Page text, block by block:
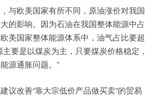
与欧美国家有所不同，原油涨价对我国
的影响。因为石油在我国整体能源中占
美国家整体能源体系中，油气占比要超
要是以煤炭为主，只要煤炭价格稳定，
源通胀问题。”
议改善“靠大宗低价产品做买卖”的贸易